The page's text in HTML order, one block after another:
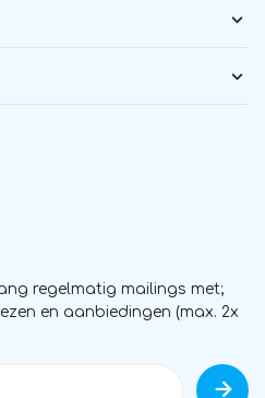
regelmatig mailings met;
en aanbiedingen (max. 2x